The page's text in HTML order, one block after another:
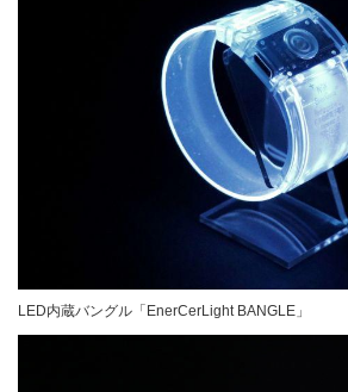
LED内蔵バングル「EnerCerLight BANGLE」